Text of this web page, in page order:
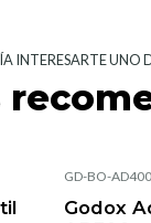
INTERESARTE UNO
GD-BO-
Godox